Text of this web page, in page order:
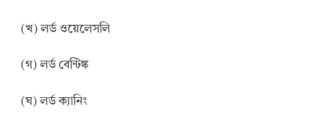
(খ) লর্ড ওয়েলেসলি
(গ) লর্ড বেন্টিঙ্ক
(ঘ) লর্ড ক্যানিং